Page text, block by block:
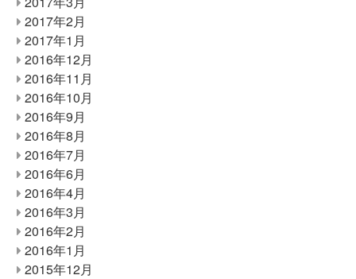
2017年2月
2017年1月
2016年12月
2016年11月
2016年10月
2016年9月
2016年8月
2016年7月
2016年6月
2016年4月
2016年3月
2016年2月
2016年1月
2015年12月